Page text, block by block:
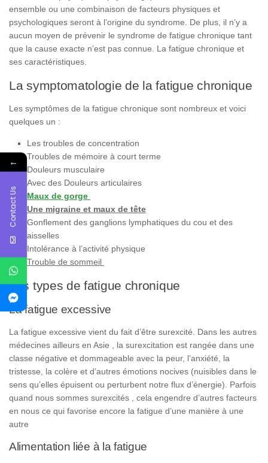
ensemble ou une combinaison de facteurs physiques et
psychologiques seront à l’origine du syndrome. De plus, il n’y a
aucun moyen de prévenir le syndrome de fatigue chronique tant
que la cause exacte n’est pas connue. La fatigue chronique et
ses caractéristiques.
La symptomatologie de la fatigue chronique
Les symptômes de la fatigue chronique sont nombreux et voici
quelques un :
Les troubles de concentration
Troubles de mémoire à court terme
Douleurs musculaire
Avec des Douleurs articulaires
Maux de gorge
Une migraine et maux de tête
Gonflement des ganglions lymphatiques du cou et des
aisselles
Intolérance à l’activité physique
Trouble de sommeil
Les types de fatigue chronique
La fatigue excessive
La fatigue excessive vient du fait d’être surexcité. Dans les autres
médecines ailleurs en Asie , la surexcitation est rangée dans une
classe négative et dommageable avec la peur, l’anxiété, la
tristesse, la colère et d’autres émotions nocives (nuisibles dans le
sens qu’elles épuisent ou perturbent notre flux d’énergie). Parfois
quand nous sommes surexcités , cela engendre d’autres facteurs
en nous ce qui favorise encore la fatigue d’une manière à une
autre
Alimentation liée à la fatigue
←
Contact Us